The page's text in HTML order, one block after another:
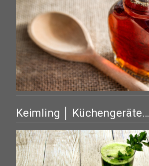
Keimling │ Küchengeräte…